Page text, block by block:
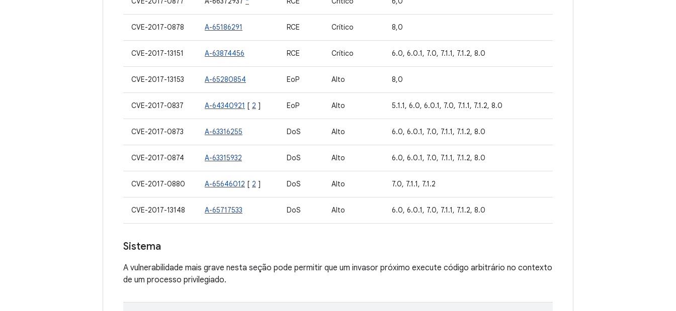
CVE-2017-0878 A-65186291 RCE Crítico 8,0
CVE-2017-13151 A-63874456 RCE Crítico 6.0, 6.0.1, 7.0, 7.1.1, 7.1.2, 8.0
CVE-2017-13153 A-65280854 EoP Alto 8,0
CVE-2017-0837 A-64340921 [ 2 ] EoP Alto 5.1.1, 6.0, 6.0.1, 7.0, 7.1.1, 7.1.2, 8.0
CVE-2017-0873 A-63316255 DoS Alto 6.0, 6.0.1, 7.0, 7.1.1, 7.1.2, 8.0
CVE-2017-0874 A-63315932 DoS Alto 6.0, 6.0.1, 7.0, 7.1.1, 7.1.2, 8.0
CVE-2017-0880 A-65646012 [ 2 ] DoS Alto 7.0, 7.1.1, 7.1.2
CVE-2017-13148 A-65717533 DoS Alto 6.0, 6.0.1, 7.0, 7.1.1, 7.1.2, 8.0
Sistema
A vulnerabilidade mais grave nesta seção pode permitir que um invasor próximo execute código arbitrário no contexto
de um processo privilegiado.